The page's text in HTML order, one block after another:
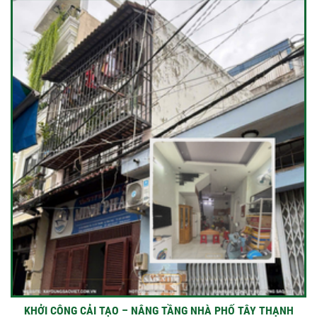
KHỞI CÔNG CẢI TẠO – NÂNG TẦNG NHÀ PHỐ TÂY THẠNH